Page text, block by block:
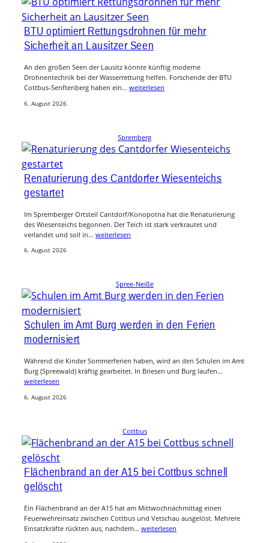
BTU optimiert Rettungsdrohnen für mehr
Sicherheit an Lausitzer Seen
An den großen Seen der Lausitz könnte künftig moderne
Drohnentechnik bei der Wasserrettung helfen. Forschende der BTU
Cottbus-Senftenberg haben ein… weiterlesen
6. August 2026
Spremberg
Renaturierung des Cantdorfer Wiesenteichs
gestartet
Im Spremberger Ortsteil Cantdorf/Konopotna hat die Renaturierung
des Wiesenteichs begonnen. Der Teich ist stark verkrautet und
verlandet und soll in… weiterlesen
6. August 2026
Spree-Neiße
Schulen im Amt Burg werden in den Ferien
modernisiert
Während die Kinder Sommerferien haben, wird an den Schulen im Amt
Burg (Spreewald) kräftig gearbeitet. In Briesen und Burg laufen…
weiterlesen
6. August 2026
Cottbus
Flächenbrand an der A15 bei Cottbus schnell
gelöscht
Ein Flächenbrand an der A15 hat am Mittwochnachmittag einen
Feuerwehreinsatz zwischen Cottbus und Vetschau ausgelöst. Mehrere
Einsatzkräfte rückten aus, nachdem… weiterlesen